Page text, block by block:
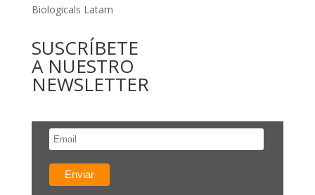
Biologicals Latam
SUSCRÍBETE
A NUESTRO
NEWSLETTER